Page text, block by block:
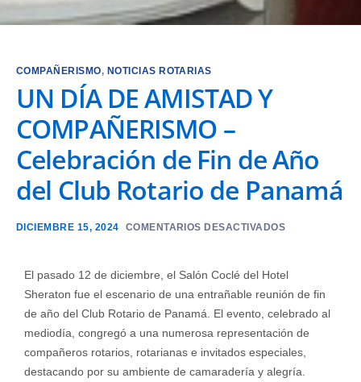
COMPAÑERISMO, NOTICIAS ROTARIAS
UN DÍA DE AMISTAD Y
COMPAÑERISMO –
Celebración de Fin de Año
del Club Rotario de Panamá
DICIEMBRE 15, 2024 COMENTARIOS DESACTIVADOS
El pasado 12 de diciembre, el Salón Coclé del Hotel
Sheraton fue el escenario de una entrañable reunión de fin
de año del Club Rotario de Panamá. El evento, celebrado al
mediodía, congregó a una numerosa representación de
compañeros rotarios, rotarianas e invitados especiales,
destacando por su ambiente de camaradería y alegría.